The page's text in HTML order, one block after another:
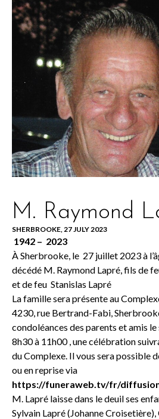
M. Raymond
SHERBROOKE, 27 JULY 2023
1942 – 2023
À Sherbrooke, le 27 juillet 2023 à
décédé M. Raymond Lapré, fils de
et de feu Stanislas Lapré
La famille sera présente au
4230, rue Bertrand-Fabi,
condoléances des parents et amis
8h30 à 11h00 , une célébration
du Complexe. Il vous sera possible
ou en reprise via
https://funeraweb.tv/fr/
M. Lapré laisse dans le deuil ses
Sylvain Lapré (Johanne